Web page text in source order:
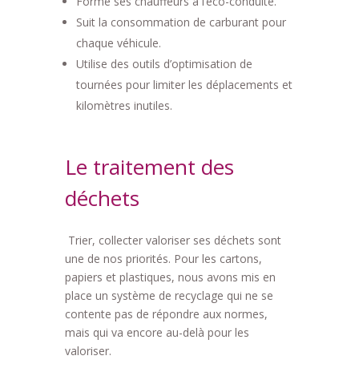
Suit la consommation de carburant pour
chaque véhicule.
Utilise des outils d’optimisation de
tournées pour limiter les déplacements et
kilomètres inutiles.
Le traitement des
déchets
Trier, collecter valoriser ses déchets sont
une de nos priorités. Pour les cartons,
papiers et plastiques, nous avons mis en
place un système de recyclage qui ne se
contente pas de répondre aux normes,
mais qui va encore au-delà pour les
valoriser.